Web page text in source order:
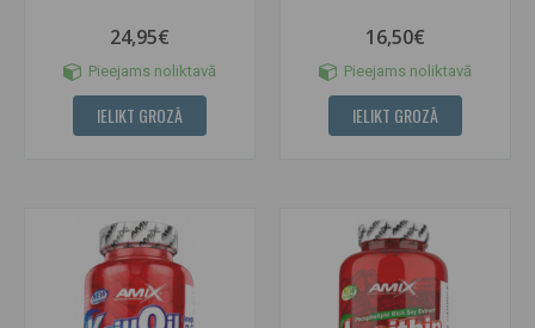
24,95€
Pieejams noliktavā
IELIKT GROZĀ
16,50€
Pieejams noliktavā
IELIKT GROZĀ